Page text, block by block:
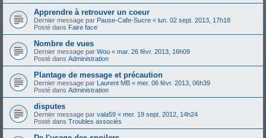
Apprendre à retrouver un coeur
Dernier message par Pause-Cafe-Sucre « lun. 02 sept. 2013, 17h18
Posté dans Faire face
Nombre de vues
Dernier message par Wou « mar. 26 févr. 2013, 16h09
Posté dans Administration
Plantage de message et précaution
Dernier message par Laurent MB « mer. 06 févr. 2013, 06h39
Posté dans Administration
disputes
Dernier message par vala59 « mer. 19 sept. 2012, 14h24
Posté dans Troubles associés